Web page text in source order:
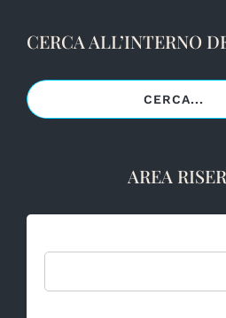
CERCA ALL’INTERNO
Cerca
per:
AREA